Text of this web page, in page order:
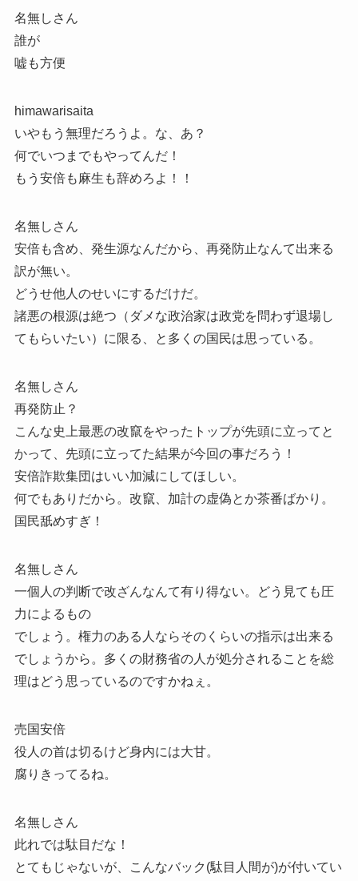
名無しさん
誰が
嘘も方便
himawarisaita
いやもう無理だろうよ。な、あ？
何でいつまでもやってんだ！
もう安倍も麻生も辞めろよ！！
名無しさん
安倍も含め、発生源なんだから、再発防止なんて出来る
訳が無い。
どうせ他人のせいにするだけだ。
諸悪の根源は絶つ（ダメな政治家は政党を問わず退場し
てもらいたい）に限る、と多くの国民は思っている。
名無しさん
再発防止？
こんな史上最悪の改竄をやったトップが先頭に立ってと
かって、先頭に立ってた結果が今回の事だろう！
安倍詐欺集団はいい加減にしてほしい。
何でもありだから。改竄、加計の虚偽とか茶番ばかり。
国民舐めすぎ！
名無しさん
一個人の判断で改ざんなんて有り得ない。どう見ても圧
力によるもの
でしょう。権力のある人ならそのくらいの指示は出来る
でしょうから。多くの財務省の人が処分されることを総
理はどう思っているのですかねぇ。
売国安倍
役人の首は切るけど身内には大甘。
腐りきってるね。
名無しさん
此れでは駄目だな！
とてもじゃないが、こんなバック(駄目人間が)が付いてい